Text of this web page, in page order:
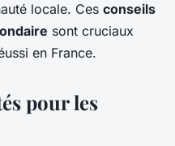
locale. Ces conseils
sont cruciaux
en France.
pour les